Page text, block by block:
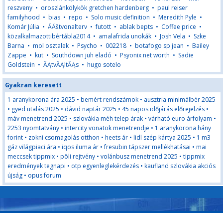
reszveny • oroszlánkölykök gretchen hardenberg • paul reiser
familyhood • bias • repo • Solo music definition • Meredith Pyle •
Komár Júlia • ĂÄštvonalterv •futott • ablak bepts • Coffee price •
közalkalmazottibértábla2014• amalafrida unokák • Josh Vela • Szke
Barna • mol osztalek • Psycho • 002218 • botafogo sp jean • Bailey
Zappe • kut • Southdown juh eladó • Psyonix net worth • Sadie
Goldstein • ĂĄtvĂĄltĂĄs • hugo sotelo
Gyakran keresett
1 aranykorona ára 2025 • bemért rendszámok • ausztria minimálbér 2025
• gyed utalás 2025 • dávid naptár 2025 • 45 napos időjárás előrejelzés •
máv menetrend 2025 • szlovákia méh telep árak • várható euro árfolyam •
2253 nyomtatvány • intercity vonatok menetrendje • 1 aranykorona hány
forint • zokni csomagolás otthon • heets ár • lidl szép kártya 2025 • 1 m3
gáz világpiaci ára • iqos iluma ár •fresubin tápszer mellékhatásai • mai
meccsek tippmix • pöli rejtvény • volánbusz menetrend 2025 • tippmix
eredmények tegnapi • otp egyenleglekérdezés • kaufland szlovákia akciós
újság • opus forum